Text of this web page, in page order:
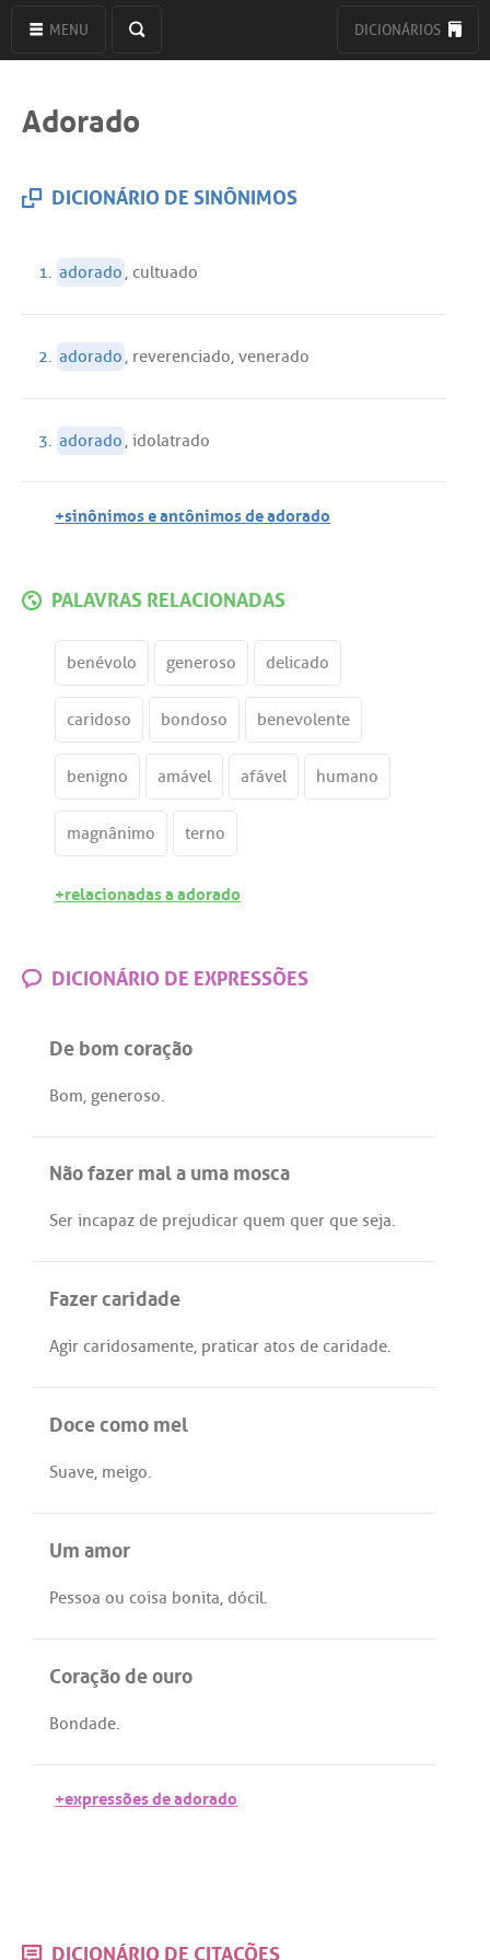
MENU DICIONÁRIOS
Adorado
DICIONÁRIO DE SINÔNIMOS
1. adorado, cultuado
2. adorado, reverenciado, venerado
3. adorado , idolatrado
+sinônimos e antônimos de adorado
PALAVRAS RELACIONADAS
benévolo generoso delicado
caridoso bondoso benevolente
benigno amável afável humano
magnânimo terno
+relacionadas a adorado
DICIONÁRIO DE EXPRESSÕES
De bom coração
Bom, generoso.
Não fazer mal a uma mosca
Ser incapaz de prejudicar quem quer que seja.
Fazer caridade
Agir caridosamente, praticar atos de caridade.
Doce como mel
Suave, meigo.
Um amor
Pessoa ou coisa bonita, dócil.
Coração de ouro
Bondade.
+expressões de adorado
DICIONÁRIO DE CITAÇÕES